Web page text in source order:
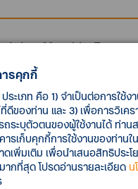
Monthly
analysis
ามที่คุณค้นหา
ารคุกกี้
ระเภท คือ 1) จำเป็นต่อการใช้ง
ของท่าน และ 3) เพื่อการวิเคร
ถระบุตัวตนของผู้ใช้งานได้ ท่า
ารเก็บคุกกี้การใช้งานของท่านใ
เพิ่มเติม เพื่อนำเสนอสิทธิประ
กที่สุด โปรดอ่านรายละเอียด น